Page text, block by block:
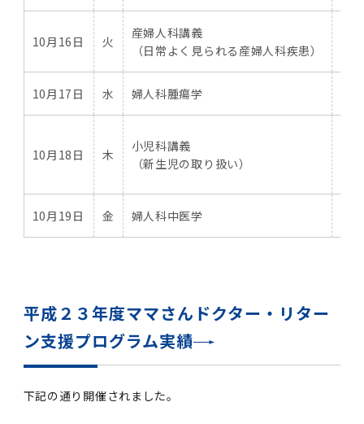
10月16日 火
産婦人科講義
（日常よく見られる産婦人科疾患）
10月17日 水 婦人科腫瘍学
10月18日 木
小児科講義
（新生児の取り扱い）
10月19日 金 婦人科中医学
平成２３年度ママさんドクター・リター
ン支援プログラム実績
下記の通り開催されました。